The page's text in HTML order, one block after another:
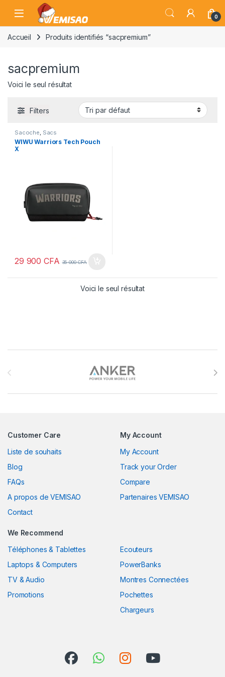
Skip to navigation
Skip to content
Open 0
Accueil Produits identifiés “sacpremium”
sacpremium
Voici le seul résultat
Filters
Sacoche Sacs
WIWU Warriors Tech Pouch
X
29 900CFA 35 000CFA
Voici le seul résultat
Customer Care
Liste de souhaits
Blog
FAQs
A propos de VEMISAO
Contact
My Account
My Account
Track your Order
Compare
Partenaires VEMISAO
We Recommend
Téléphones & Tablettes
Laptops & Computers
TV & Audio
Promotions
Ecouteurs
PowerBanks
Montres Connectées
Pochettes
Chargeurs